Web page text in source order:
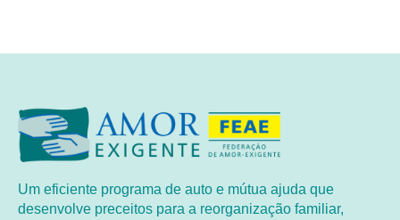
Um eficiente programa de auto e mútua ajuda que
desenvolve preceitos para a reorganização familiar,